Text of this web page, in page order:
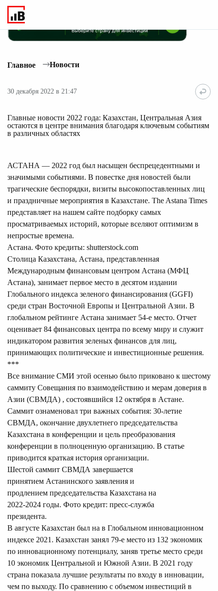
Главное Новости
30 декабря 2022 в 21:47
Главные новости 2022 года: Казахстан, Центральная Азия
остаются в центре внимания благодаря ключевым событиям
в различных областях
АСТАНА — 2022 год был насыщен беспрецедентными и
значимыми событиями. В повестке дня новостей были
трагические беспорядки, визиты высокопоставленных лиц
и праздничные мероприятия в Казахстане. The Astana Times
представляет на нашем сайте подборку самых
просматриваемых историй, которые вселяют оптимизм в
непростые времена.
Астана. Фото кредиты: shutterstock.com
Столица Казахстана, Астана, представленная
Международным финансовым центром Астана (МФЦ
Астана), занимает первое место в десятом издании
Глобального индекса зеленого финансирования (GGFI)
среди стран Восточной Европы и Центральной Азии. В
глобальном рейтинге Астана занимает 54-е место. Отчет
оценивает 84 финансовых центра по всему миру и служит
индикатором развития зеленых финансов для лиц,
принимающих политические и инвестиционные решения.
***
Все внимание СМИ этой осенью было приковано к шестому
саммиту Совещания по взаимодействию и мерам доверия в
Азии (СВМДА) , состоявшийся 12 октября в Астане.
Саммит ознаменовал три важных события: 30-летие
СВМДА, окончание двухлетнего председательства
Казахстана в конференции и цель преобразования
конференции в полноценную организацию. В статье
приводится краткая история организации.
Шестой саммит СВМДА завершается
принятием Астанинского заявления и
продлением председательства Казахстана на
2022-2024 годы. Фото кредит: пресс-служба
президента.
В августе Казахстан был на в Глобальном инновационном
индексе 2021. Казахстан занял 79-е место из 132 экономик
по инновационному потенциалу, заняв третье место среди
10 экономик Центральной и Южной Азии. В 2021 году
страна показала лучшие результаты по входу в инновации,
чем по выходу. По сравнению с объемом инвестиций в